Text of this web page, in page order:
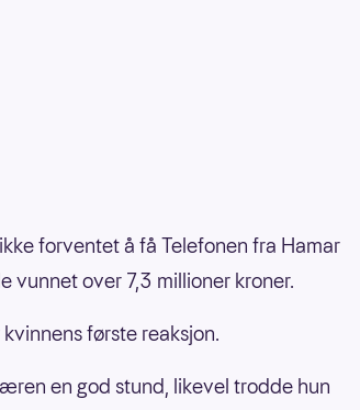
forventet å få Telefonen fra Hamar
vunnet over 7,3 millioner kroner.
første reaksjon.
en god stund, likevel trodde hun